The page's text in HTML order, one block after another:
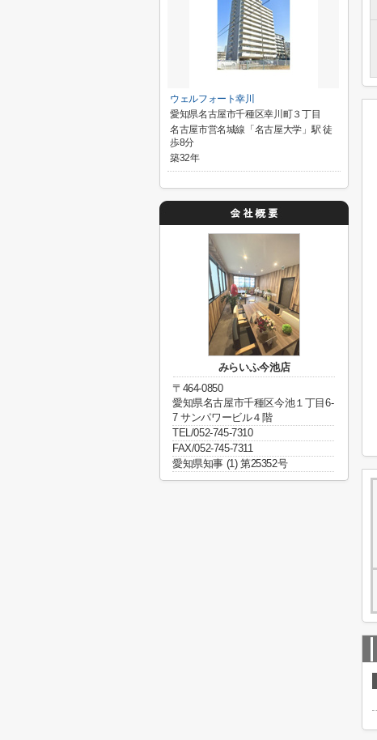
ウェルフォート幸川
愛知県名古屋市千種区幸川町３丁目
名古屋市営名城線「名古屋大学」駅 徒
歩8分
築32年
みらいふ今池店
〒464-0850
愛知県名古屋市千種区今池１丁目6-
7 サンパワービル４階
TEL/052-745-7310
FAX/052-745-7311
愛知県知事 (1) 第25352号